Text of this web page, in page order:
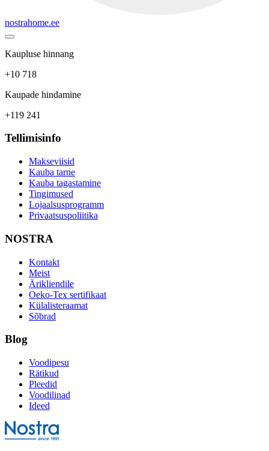
nostrahome.ee
Kaupluse hinnang
+10 718
Kaupade hindamine
+119 241
Tellimisinfo
Makseviisid
Kauba tarne
Kauba tagastamine
Tingimused
Lojaalsusprogramm
Privaatsuspoliitika
NOSTRA
Kontakt
Meist
Ärikliendile
Oeko-Tex sertifikaat
Külalisteraamat
Sõbrad
Blog
Voodipesu
Rätikud
Pleedid
Voodilinad
Ideed